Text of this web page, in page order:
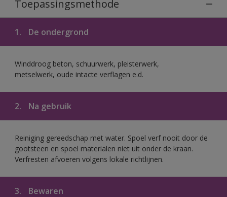
Toepassingsmethode
1. De ondergrond
Winddroog beton, schuurwerk, pleisterwerk,
metselwerk, oude intacte verflagen e.d.
2. Na gebruik
Reiniging gereedschap met water. Spoel verf nooit door de
gootsteen en spoel materialen niet uit onder de kraan.
Verfresten afvoeren volgens lokale richtlijnen.
3. Bewaren